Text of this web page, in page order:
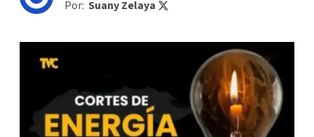
Por: Suany Zelaya